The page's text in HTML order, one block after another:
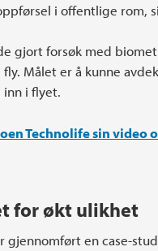
i offentlige rom,
gjort forsøk med
Målet er å kunne
inn i flyet.
Technolife sin video
for økt ulikhet
gjennomført en case-